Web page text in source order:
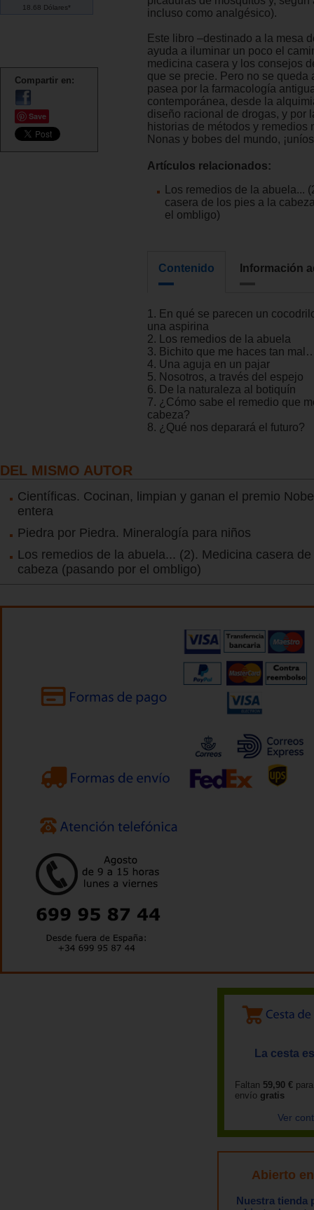
18.68 Dólares*
Compartir en:
Save
incluso como analgésico).
Este libro –destinado a la mesa
ayuda a iluminar un poco el
medicina casera y los consejos
que se precie. Pero no se queda
pasea por la farmacología
contemporánea, desde la
diseño racional de drogas, y por
historias de métodos y remedios
Nonas y bobes del mundo,
Artículos relacionados:
Los remedios de la abuela...
casera de los pies a la
el ombligo)
Contenido Información
1. En qué se parecen un
una aspirina
2. Los remedios de la abuela
3. Bichito que me haces tan
4. Una aguja en un pajar
5. Nosotros, a través del espejo
6. De la naturaleza al botiquín
7. ¿Cómo sabe el remedio que
cabeza?
8. ¿Qué nos deparará el futuro?
DEL MISMO AUTOR
Científicas. Cocinan, limpian y ganan el premio
entera
Piedra por Piedra. Mineralogía para niños
Los remedios de la abuela... (2). Medicina casera
cabeza (pasando por el ombligo)
La cesta
Faltan 59,90 €
envío gratis
Ver
Abierto
Nuestra tienda